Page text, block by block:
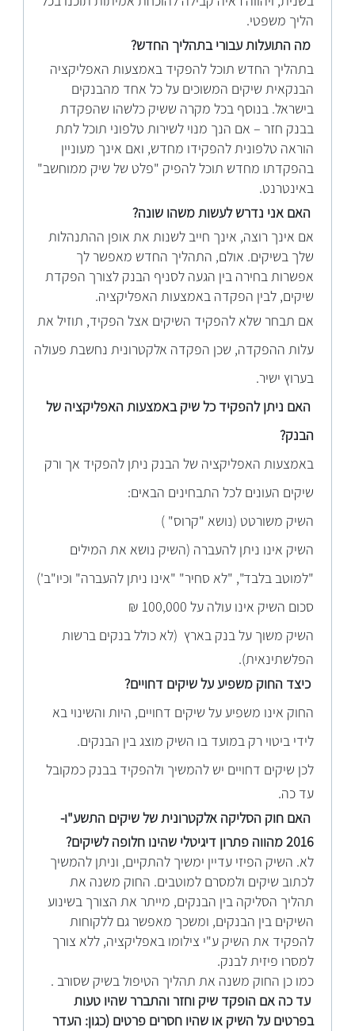
הליך משפטי.
מה התועלותעבורי בתהליך החדש?
בתהליך החדש תוכל להפקיד באמצעות האפליקציה
הבנקאית שיקים המשוכים על כל אחד מהבנקים
בישראל. בנוסף בכל מקרה ששיק כלשהו שהפקדת
בבנק חזר – אם הנך מנוי לשירות טלפוני תוכל לתת
הוראה טלפונית להפקידו מחדש, ואם אינך מעוניין
בהפקדתו מחדש תוכל להפיק "פלט של שיק ממוחשב"
באינטרנט.
האם אני נדרש לעשות משהו שונה?
אם אינך רוצה, אינך חייב לשנות את אופן ההתנהלות
שלך בשיקים. אולם, התהליך החדש מאפשר לך
אפשרות בחירה בין הגעה לסניף הבנק לצורך הפקדת
שיקים, לבין הפקדה באמצעות האפליקציה.
אם תבחר שלא להפקיד השיקים אצל הפקיד, תוזיל את
עלות ההפקדה, שכן הפקדה אלקטרונית נחשבת פעולה
בערוץ ישיר.
האם ניתן להפקיד כל שיק באמצעות האפליקציה של
הבנק?
באמצעות האפליקציה של הבנק ניתן להפקיד אך ורק
שיקים העונים לכל התבחינים הבאים:
השיק משורטט (נושא "קרוס" )
השיק אינו ניתן להעברה (השיק נושא את המילים
"למוטב בלבד", "לא סחיר" "אינו ניתן להעברה" וכיו"ב')
סכום השיק אינו עולה על 100,000 ₪
השיק משוך על בנק בארץ (לא כולל בנקים ברשות
הפלשתינאית).
כיצד החוק משפיע על שיקים דחויים?
החוק אינו משפיע על שיקים דחויים, היות והשינוי בא
לידי ביטוי רק במועד בו השיק מוצג בין הבנקים.
לכן שיקים דחויים יש להמשיך ולהפקיד בבנק כמקובל
עד כה.
האם חוק הסליקה אלקטרונית של שיקים התשע"ו-
2016 מהווה פתרון דיגיטלי שהינו חלופה לשיקים?
לא. השיק הפיזי עדיין ימשיך להתקיים, וניתן להמשיך
לכתוב שיקים ולמסרם למוטבים. החוק משנה את
תהליך הסליקה בין הבנקים, מייתר את הצורך בשינוע
השיקים בין הבנקים, ומשכך מאפשר גם ללקוחות
להפקיד את השיק ע"י צילומו באפליקציה, ללא צורך
למסרו פיזית לבנק.
כמו כן החוק משנה את תהליך הטיפול בשיק שסורב .
עד כה אם הופקד שיק וחזר והתברר שהיו טעות
בפרטים על השיק או שהיו חסרים פרטים (כגון: העדר